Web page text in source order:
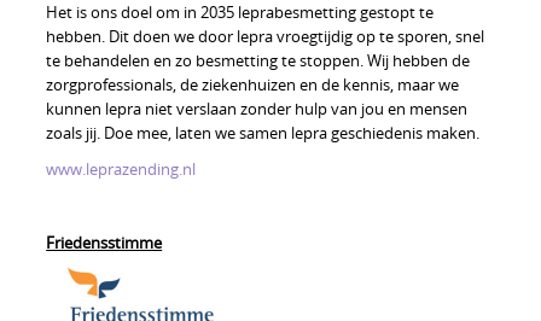
Het is ons doel om in 2035 leprabesmetting gestopt te
hebben. Dit doen we door lepra vroegtijdig op te sporen, snel
te behandelen en zo besmetting te stoppen. Wij hebben de
zorgprofessionals, de ziekenhuizen en de kennis, maar we
kunnen lepra niet verslaan zonder hulp van jou en mensen
zoals jij. Doe mee, laten we samen lepra geschiedenis maken.
www.leprazending.nl
Friedensstimme